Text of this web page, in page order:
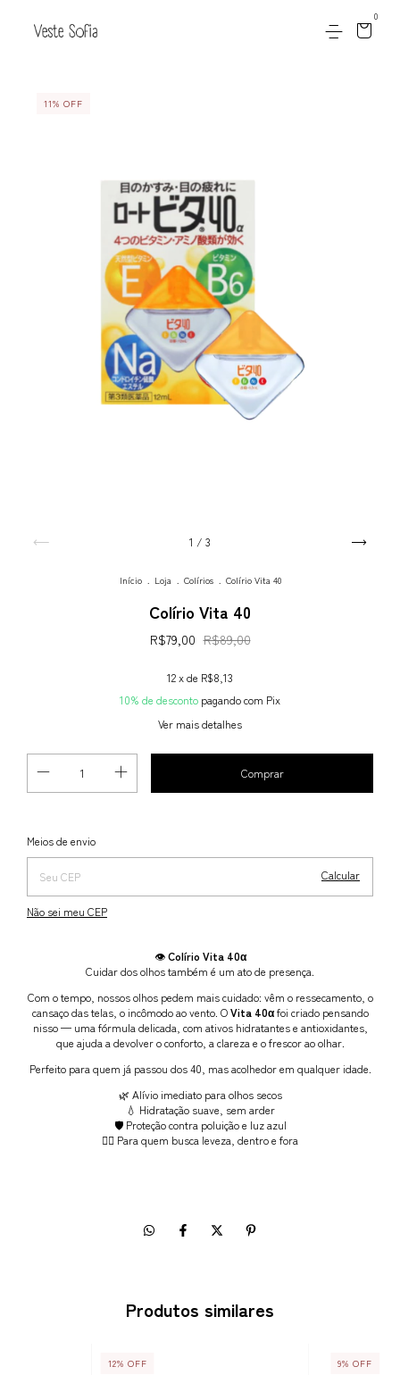
0
11% OFF
1 / 3
Início Loja Colírios Colírio Vita 40
Colírio Vita 40
R$79,00 R$89,00
12 x de R$8,13
10% de desconto pagando com Pix
Ver mais detalhes
Entregas para o CEP:
Meios de envio
Calcular
Não sei meu CEP
👁️Colírio Vita 40α
Cuidar dos olhos também é um ato de presença.
Com o tempo, nossos olhos pedem mais cuidado: vêm o ressecamento, o
cansaço das telas, o incômodo ao vento. OVita 40αfoi criado pensando
nisso — uma fórmula delicada, com ativos hidratantes e antioxidantes,
que ajuda a devolver o conforto, a clareza e o frescor ao olhar.
Perfeito para quem já passou dos 40, mas acolhedor em qualquer idade.
🌿 Alívio imediato para olhos secos
💧 Hidratação suave, sem arder
🛡️ Proteção contra poluição e luz azul
🧘‍♂️ Para quem busca leveza, dentro e fora
Produtos similares
12% OFF 9%OFF